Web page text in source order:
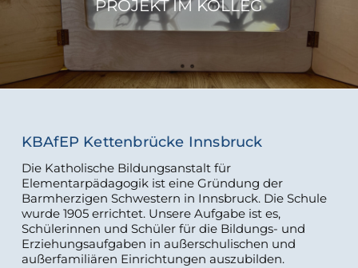
PROJEKT IM KOLLEG
KBAfEP Kettenbrücke Innsbruck
Die Katholische Bildungsanstalt für
Elementarpädagogik ist eine Gründung der
Barmherzigen Schwestern in Innsbruck. Die Schule
wurde 1905 errichtet. Unsere Aufgabe ist es,
Schülerinnen und Schüler für die Bildungs- und
Erziehungsaufgaben in außerschulischen und
außerfamiliären Einrichtungen auszubilden.